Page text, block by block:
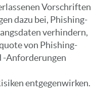
Vorschriften
dazu bei, Phishing-
verhindern,
von Phishing-
-Anforderungen
entgegenwirken.